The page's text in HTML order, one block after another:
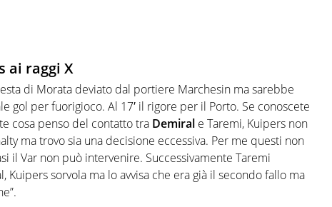
ai raggi X
di Morata deviato dal portiere Marchesin ma sarebbe
gol per fuorigioco. Al 17′ il rigore per il Porto. Se conoscete
cosa penso del contatto tra Demiral e Taremi, Kuipers non
ma trovo sia una decisione eccessiva. Per me questi non
il Var non può intervenire. Successivamente Taremi
Kuipers sorvola ma lo avvisa che era già il secondo fallo ma